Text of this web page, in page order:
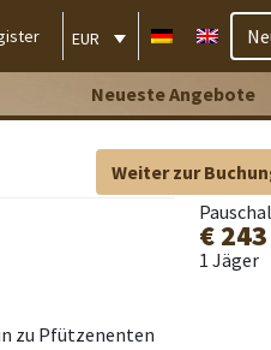
EUR
Neueste Angebote
zu Pfützenenten
Weiter zur
€ 243
1 Jäger